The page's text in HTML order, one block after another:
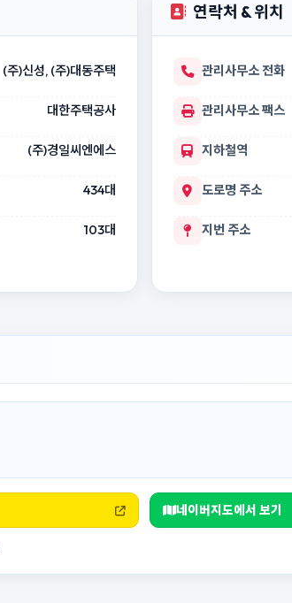
(주)신성, (주)대동주택
대한주택공사
(주)경일씨엔에스
434대
103대
연락처 & 위치
관리사무소 전화
관리사무소 팩스
지하철역
도로명 주소
지번 주소
네이버지도에서 보기